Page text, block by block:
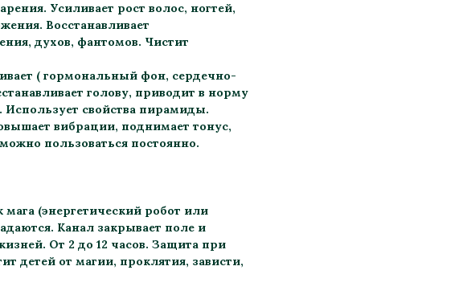
Усиливает рост волос, ногтей,
Восстанавливает
духов, фантомов. Чистит
( гормональный фон, сердечно-
голову, приводит в норму
Использует свойства пирамиды.
вибрации, поднимает тонус,
пользоваться постоянно.
(энергетический робот или
Канал закрывает поле и
От 2 до 12 часов. Защита при
детей от магии, проклятия, зависти,